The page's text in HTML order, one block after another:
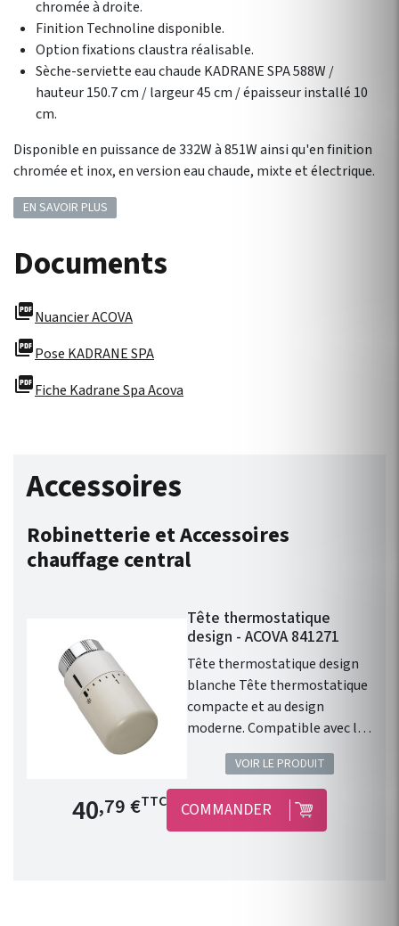
chromée à droite.
Finition Technoline disponible.
Option fixations claustra réalisable.
Sèche-serviette eau chaude KADRANE SPA 588W /
hauteur 150.7 cm / largeur 45 cm / épaisseur installé 10
cm.
Disponible en puissance de 332W à 851W ainsi qu'en finition
chromée et inox, en version eau chaude, mixte et électrique.
EN SAVOIR PLUS
Documents
picture_as_pdfNuancier ACOVA
picture_as_pdfPose KADRANE SPA
picture_as_pdfFiche Kadrane Spa Acova
Accessoires
Robinetterie et Accessoires
chauffage central
Tête thermostatique
design - ACOVA 841271
Tête thermostatique design
blanche Tête thermostatique
compacte et au design
moderne. Compatible avec les
radiateurs eau chaude ACOVA.
Type de raccord : M30 x1,5.
Finition : Blanc. 46 Couleurs en
option. Cette tête
thermostatique design
VOIR LE PRODUIT
Prix de base
40,79 €TTC COMMANDER